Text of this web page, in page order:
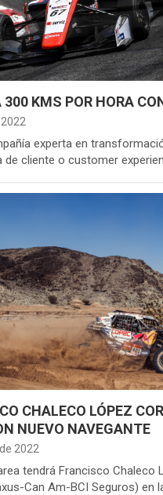
300 KMS POR HORA
experta en
de cliente o customer
CHALECO LÓPEZ
NUEVO NAVEGANTE
2022
tendrá Francisco Chaleco
Can Am-BCI Seguros) en